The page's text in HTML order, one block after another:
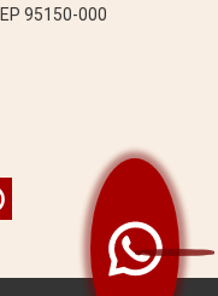
95150-000